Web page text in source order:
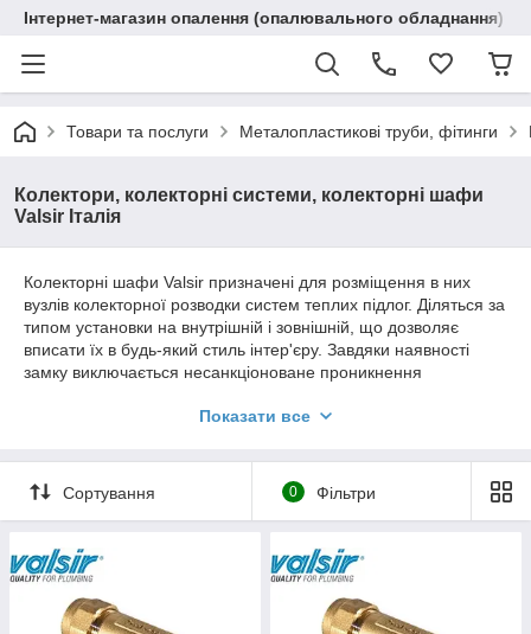
Інтернет-магазин опалення (опалювального обладнання)
Товари та послуги Металопластикові труби, фітинги
Колектори, колекторні системи, колекторні шафи
Valsir Італія
Колекторні шафи Valsir призначені для розміщення в них
вузлів колекторної розводки систем теплих підлог. Діляться за
типом установки на внутрішній і зовнішній, що дозволяє
вписати їх в будь-який стиль інтер'єру. Завдяки наявності
замку виключається несанкціоноване проникнення
Дозволяє розмістити вузли підключення систем
водопостачання, систем опалення, підлогового
опалення
Забезпечує швидкий і легкий доступ до
Можливість розмістити всі регулювальні елементи в
Показати все
Сортування 0 Фільтри